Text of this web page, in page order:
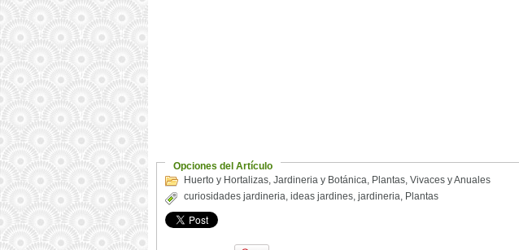
Opciones del Artículo
Huerto y Hortalizas, Jardineria y Botánica, Plantas, Vivaces y Anuales
curiosidades jardineria, ideas jardines, jardineria, Plantas